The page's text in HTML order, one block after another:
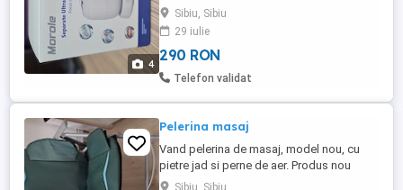
4
Nou) Aparatul folosește tehnologia
ultrasunetelor de înaltă frecvență (45.000
Hz) combinată cu lumină UV
dezinfectantă, eliminând 99.9% din
bacterii și murdăria din locurile imposibil
Sibiu, Sibiu
29 iulie
290 RON
Telefon validat
Pelerina masaj
Vand pelerina de masaj, model nou, cu
pietre jad si perne de aer. Produs nou
nout, cu garanție si factura. Tel. .
Sibiu, Sibiu